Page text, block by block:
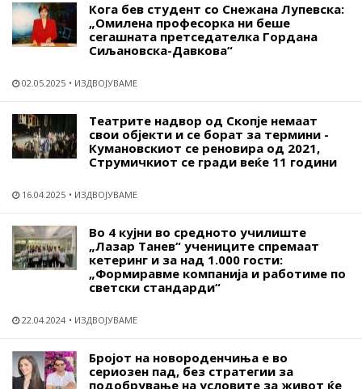
Кога бев студент со Снежана Лупевска:
„Омилена професорка ни беше
сегашната претседателка Гордана
Сиљановска-Давкова“
02.05.2025 ИЗДВОЈУВАМЕ
Театрите надвор од Скопје немаат
свои објекти и се борат за термини -
Кумановскиот се реновира од 2021,
Струмичкиот се гради веќе 11 години
16.04.2025 ИЗДВОЈУВАМЕ
Во 4 кујни во средното училиште
„Лазар Танев“ учениците спремаат
кетеринг и за над 1.000 гости:
„Формиравме компанија и работиме по
светски стандарди“
22.04.2024 ИЗДВОЈУВАМЕ
Бројот на новороденчиња е во
сериозен пад, без стратегии за
подобрување на условите за живот ќе